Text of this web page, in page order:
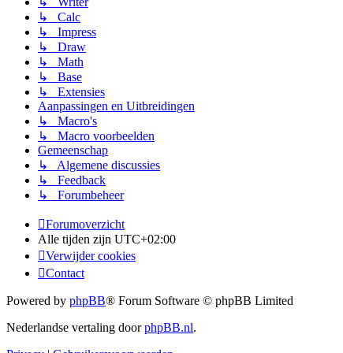
↳ Calc
↳ Impress
↳ Draw
↳ Math
↳ Base
↳ Extensies
Aanpassingen en Uitbreidingen
↳ Macro's
↳ Macro voorbeelden
Gemeenschap
↳ Algemene discussies
↳ Feedback
↳ Forumbeheer
Forumoverzicht
Alle tijden zijn UTC+02:00
Verwijder cookies
Contact
Powered by phpBB® Forum Software © phpBB Limited
Nederlandse vertaling doorphpBB.nl.